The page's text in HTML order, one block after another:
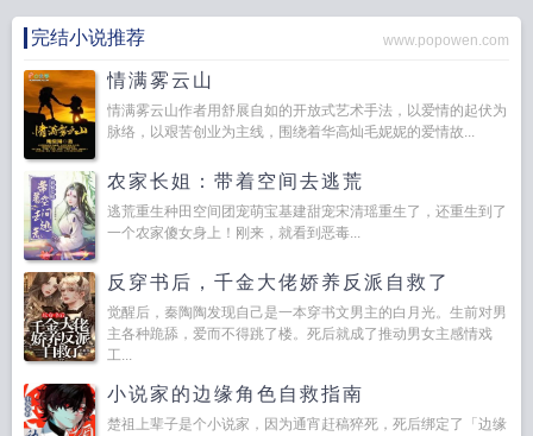
完结小说推荐 www.popowen.com
情满雾云山
情满雾云山作者用舒展自如的开放式艺术手法，以爱情的起伏为
脉络，以艰苦创业为主线，围绕着华高灿毛妮妮的爱情故...
农家长姐：带着空间去逃荒
逃荒重生种田空间团宠萌宝基建甜宠宋清瑶重生了，还重生到了
一个农家傻女身上！刚来，就看到恶毒...
反穿书后，千金大佬娇养反派自救了
觉醒后，秦陶陶发现自己是一本穿书文男主的白月光。生前对男
主各种跪舔，爱而不得跳了楼。死后就成了推动男女主感情戏
工...
小说家的边缘角色自救指南
楚祖上辈子是个小说家，因为通宵赶稿猝死，死后绑定了「边缘